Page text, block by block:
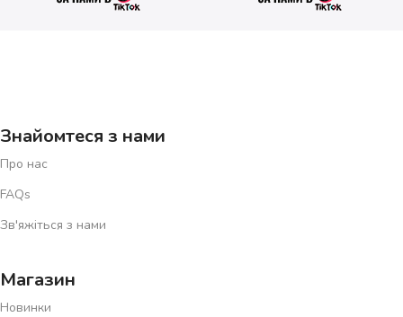
Знайомтеся з нами
Про нас
FAQs
Зв'яжіться з нами
Магазин
Новинки